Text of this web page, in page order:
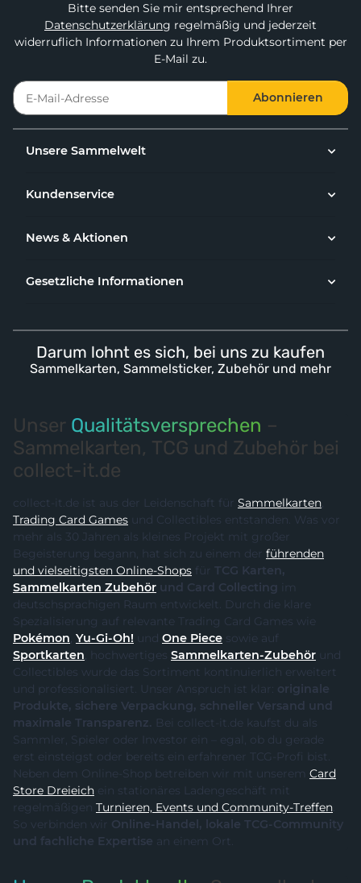
Bitte senden Sie mir entsprechend Ihrer
Datenschutzerklärung regelmäßig und jederzeit
widerruflich Informationen zu Ihrem Produktsortiment per
E-Mail zu.
Abonnieren
Unsere Sammelwelt
Kundenservice
News & Aktionen
Gesetzliche Informationen
Darum lohnt es sich, bei uns zu kaufen
Sammelkarten, Sammelsticker, Zubehör und mehr
Unser Qualitätsversprechen –
Sammelkarten, TCG und Zubehör bei
collect-it.de
collect-it.de ist aus der Leidenschaft für Sammelkarten,
Trading Card Games und Collectibles entstanden. Was vor
mehr als 30 Jahren als kleines Projekt mit großer
Begeisterung begann, hat sich zu einem der führenden
und vielseitigsten Online-Shops für TCG Karten,
Sammelkarten Zubehör und Card Collecting
im
deutschsprachigen Raum entwickelt. Durch die klare
Spezialisierung auf relevante Trading Card Games wie
Pokémon, Yu-Gi-Oh! und One Piece sowie auf
Sportkarten , hochwertiges Sammelkarten-Zubehör
Collectibles wurde das Sortiment kontinuierlich erweitert
und professionalisiert. Unser Anspruch ist klar: originale
Produkte, sichere Verpackung, schneller Versand und
maximale Transparenz. Bei collect-it.de kaufst du als
Sammler, Spieler oder Investor ein – egal, ob du gerade
erst einsteigst oder bereits ein erfahrener TCG-Profi bist.
Neben dem Online-Shop betreiben wir mit unserem Card
Store Dreieich ein stationäres Ladengeschäft mit
regelmäßigen
Turnieren, Events und Community-Treffen.
So verbinden wir Online-Handel, lokale TCG-Community
und fachliche Expertise an einem Ort.